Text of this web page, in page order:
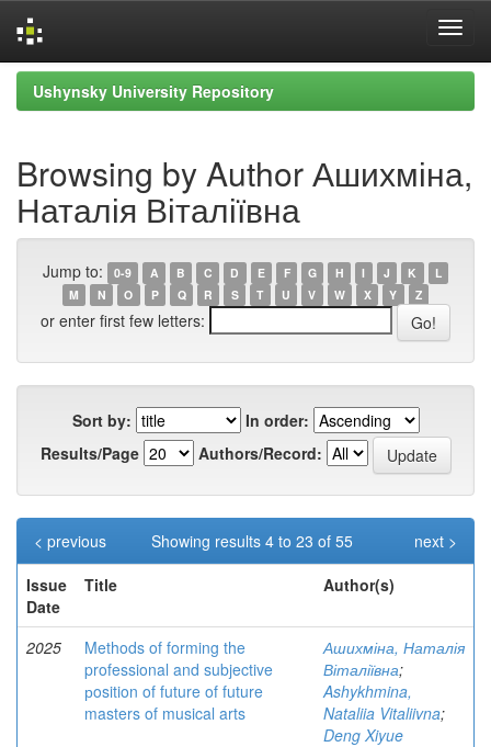
Skip
navigation
Ushynsky University Repository
Browsing by Author Ашихміна,
Наталія Віталіївна
Jump to: 0-9 A B C D E F G H I J K
L
M
N O P Q R S T U V W X Y Z
or enter first few letters:
Sort by:
In order:
Results/Page
Authors/Record:
Showing results 4 to 23 of 55
< previous
next >
Issue
Date
Title Author(s)
2025
Methods of forming the
professional and subjective
рosition of future of future
masters of musical arts
Ашихміна, Наталія
Віталіївна;
Ashykhmina,
Nataliia Vitaliivna;
Deng Xiyue